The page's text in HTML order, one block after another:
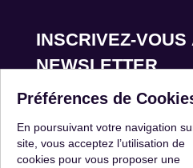
Préférences de
En poursuivant votre navigation
site, vous acceptez l’utilisation de
cookies pour vous proposer une
INSCRIVEZ-VOUS
NEWSLETTER
S'INSCRIRE